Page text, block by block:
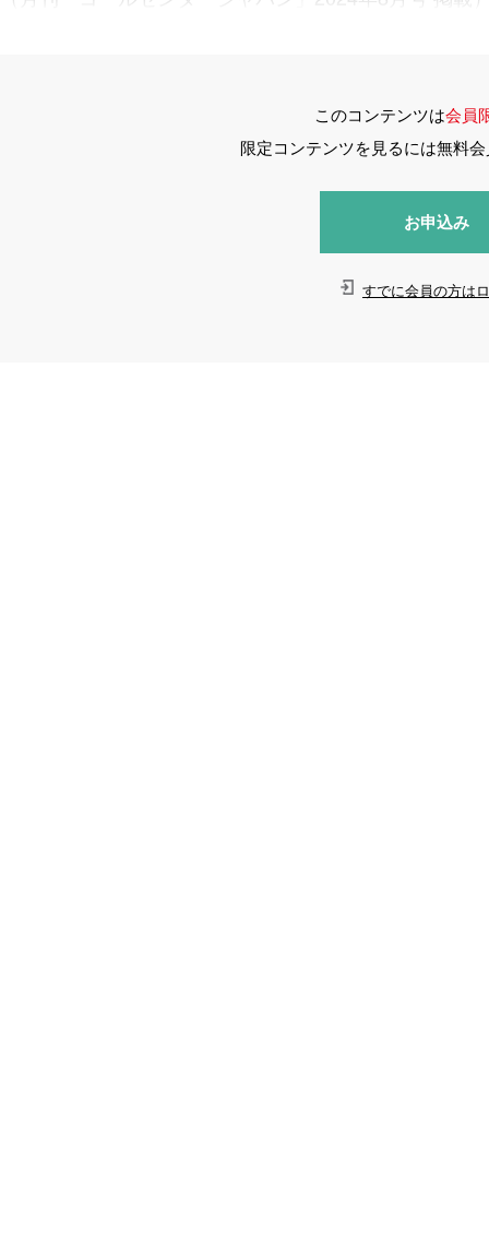
このコンテンツは会員
限定コンテンツを見るには無料
お申込み
すでに会員の方は